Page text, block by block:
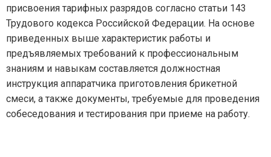
присвоения тарифных разрядов согласно статьи 143
Трудового кодекса Российской Федерации. На основе
приведенных выше характеристик работы и
предъявляемых требований к профессиональным
знаниям и навыкам составляется должностная
инструкция аппаратчика приготовления брикетной
смеси, а также документы, требуемые для проведения
собеседования и тестирования при приеме на работу.